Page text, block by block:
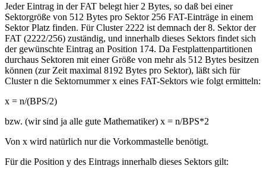
Jeder Eintrag in der FAT belegt hier 2 Bytes, so daß bei einer
Sektorgröße von 512 Bytes pro Sektor 256 FAT-Einträge in einem
Sektor Platz finden. Für Cluster 2222 ist demnach der 8. Sektor der
FAT (2222/256) zuständig, und innerhalb dieses Sektors findet sich
der gewünschte Eintrag an Position 174. Da Festplattenpartitionen
durchaus Sektoren mit einer Größe von mehr als 512 Bytes besitzen
können (zur Zeit maximal 8192 Bytes pro Sektor), läßt sich für
Cluster n die Sektornummer x eines FAT-Sektors wie folgt ermitteln:
x = n/(BPS/2)
bzw. (wir sind ja alle gute Mathematiker) x = n/BPS*2
Von x wird natürlich nur die Vorkommastelle benötigt.
Für die Position y des Eintrags innerhalb dieses Sektors gilt: